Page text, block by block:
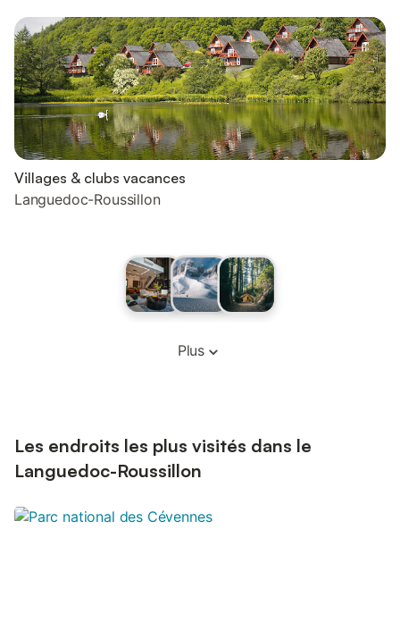
Villages & clubs vacances
Languedoc-Roussillon
Plus
Les endroits les plus visités dans le
Languedoc-Roussillon